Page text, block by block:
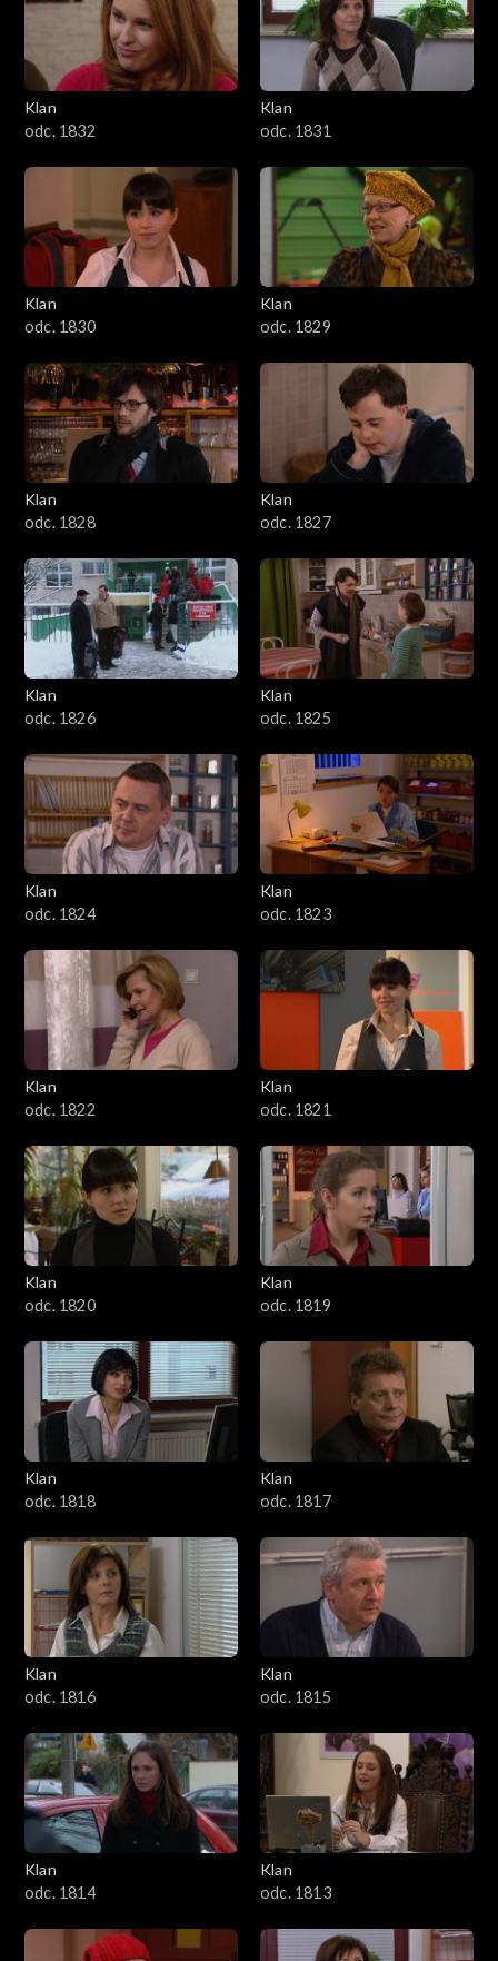
Klan
odc. 1832
Klan
odc. 1831
Klan
odc. 1830
Klan
odc. 1829
Klan
odc. 1828
Klan
odc. 1827
Klan
odc. 1826
Klan
odc. 1825
Klan
odc. 1824
Klan
odc. 1823
Klan
odc. 1822
Klan
odc. 1821
Klan
odc. 1820
Klan
odc. 1819
Klan
odc. 1818
Klan
odc. 1817
Klan
odc. 1816
Klan
odc. 1815
Klan
odc. 1814
Klan
odc. 1813